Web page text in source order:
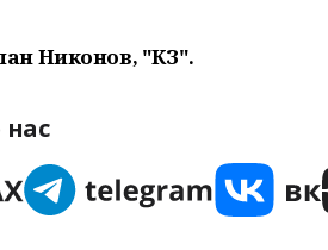
Никонов, "КЗ".